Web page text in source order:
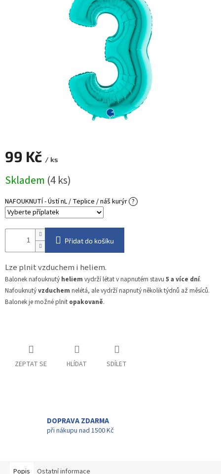
99 Kč / ks
cena:
Skladem (4 ks)
NAFOUKNUTÍ - Ústí nL / Teplice / náš kurýr ?
Přidat do košíku
Lze plnit vzduchem i heliem.
Balonek nafouknutý heliem vydrží létat v napnutém stavu 5 a více dní.
Nafouknutývzduchem nelétá, ale vydrží napnutý několik týdnů až měsíců.
Balonek je možné plnit opakovaně.
ZEPTAT SE HLÍDAT SDÍLET
DOPRAVA ZDARMA
při nákupu nad 1500 Kč
Popis Ostatní informace